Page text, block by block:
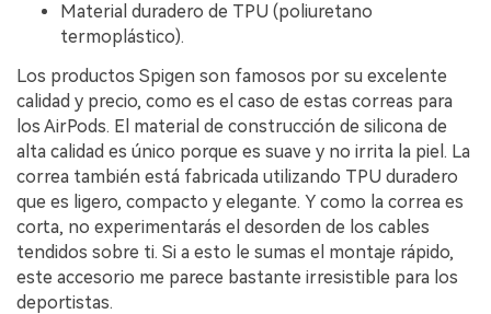
Material duradero de TPU (poliuretano
termoplástico).
Los productos Spigen son famosos por su excelente
calidad y precio, como es el caso de estas correas para
los AirPods. El material de construcción de silicona de
alta calidad es único porque es suave y no irrita la piel. La
correa también está fabricada utilizando TPU duradero
que es ligero, compacto y elegante. Y como la correa es
corta, no experimentarás el desorden de los cables
tendidos sobre ti. Si a esto le sumas el montaje rápido,
este accesorio me parece bastante irresistible para los
deportistas.